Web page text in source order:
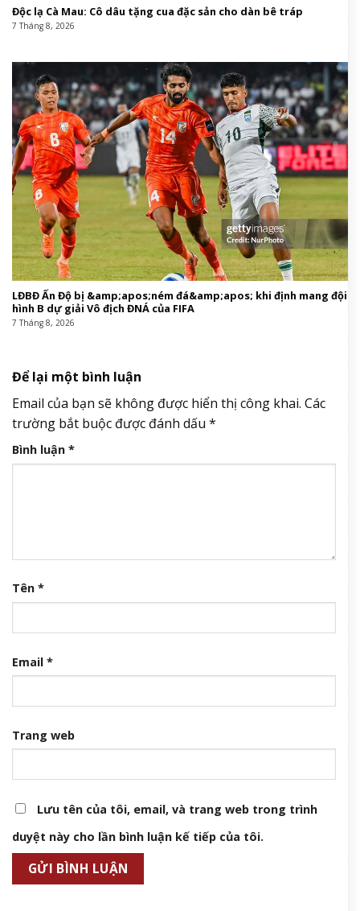
Độc lạ Cà Mau: Cô dâu tặng cua đặc sản cho dàn bê tráp
7 Tháng 8, 2026
LĐBĐ Ấn Độ bị &amp;apos;ném đá&amp;apos; khi định mang đội
hình B dự giải Vô địch ĐNÁ của FIFA
7 Tháng 8, 2026
Để lại một bình luận
Email của bạn sẽ không được hiển thị công khai. Các
trường bắt buộc được đánh dấu *
Bình luận *
Tên *
Email *
Trang web
Lưu tên của tôi, email, và trang web trong trình
duyệt này cho lần bình luận kế tiếp của tôi.